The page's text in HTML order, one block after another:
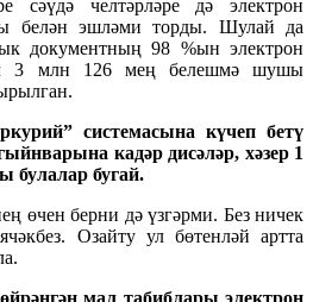
сәүдә челтәрләре дә электрон
белән эшләми торды. Шулай да
документның 98 %ын электрон
3 млн 126 мең белешмә шушы
системасына күчеп бетү
кадәр дисәләр, хәзер 1
булалар бугай.
өчен берни дә үзгәрми. Без ничек
Озайту ул бөтенләй артта
мал табиблары электрон